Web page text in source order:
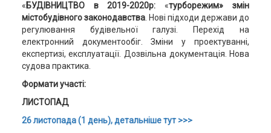
« БУДІВНИЦТВО в 2019-2020р: «турборежим» змін
містобудівного законодавства. Нові підходи держави до
регулювання будівельної галузі. Перехід на
електронний документообіг. Зміни у проектуванні,
експертизі, експлуатації. Дозвільна документація. Нова
судова практика.
Формати участі:
ЛИСТОПАД
26 листопада (1 день), детальніше тут >>>